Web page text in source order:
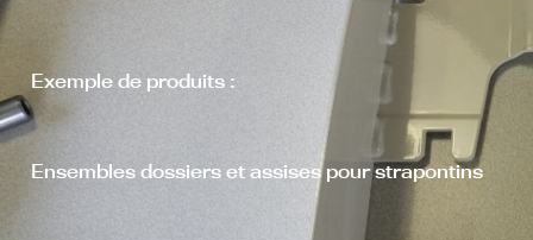
Exemple de produits :
Ensembles dossiers et assises pour strapontins